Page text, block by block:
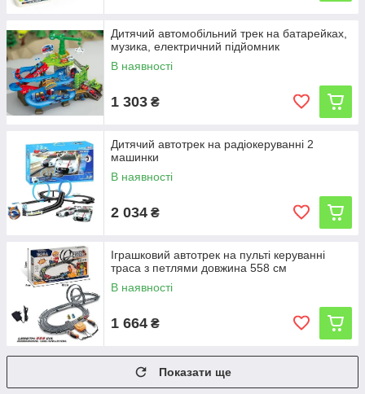
Дитячий автомобільний трек на батарейках,
музика, електричний підйомник
В наявності
1 303 ₴
Дитячий автотрек на радіокеруванні 2
машинки
В наявності
2 034 ₴
Іграшковий автотрек на пульті керуванні
траса з петлями довжина 558 см
В наявності
1 664 ₴
Показати ще